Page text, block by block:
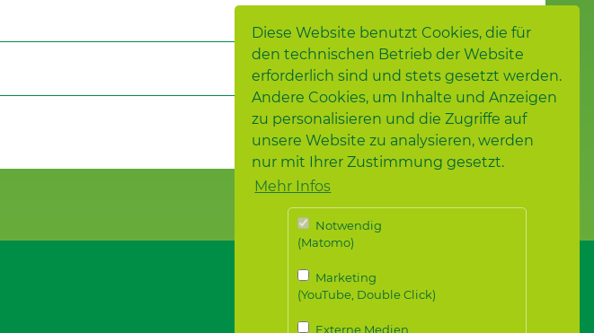
Diese Website benutzt Cookies, die für
den technischen Betrieb der Website
erforderlich sind und stets gesetzt werden.
Andere Cookies, um Inhalte und Anzeigen
zu personalisieren und die Zugriffe auf
unsere Website zu analysieren, werden
nur mit Ihrer Zustimmung gesetzt.
Mehr Infos
Notwendig
(Matomo)
Marketing
(YouTube, Double Click)
Externe Medien